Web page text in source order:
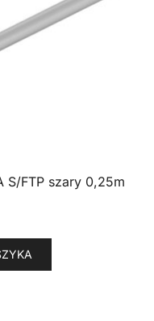
S/FTP szary 0,25m